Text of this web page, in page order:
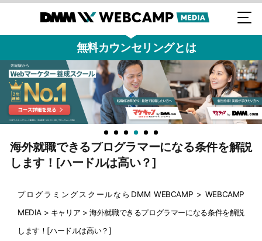
無料カウンセリングとは
海外就職できるプログラマーになる条件を解説
します！[ハードルは高い？]
プログラミングスクールならDMM WEBCAMP > WEBCAMP
MEDIA > キャリア >海外就職できるプログラマーになる条件を解説
します！[ハードルは高い？]